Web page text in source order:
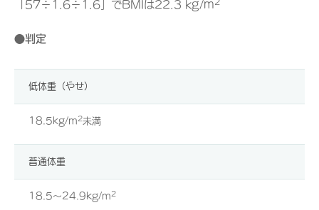
「57÷1.6÷1.6」でBMIは22.3 kg/m2
●判定
低体重（やせ）
18.5kg/m 2未満
普通体重
18.5～24.9kg/m 2